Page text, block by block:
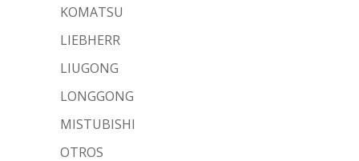
KOMATSU
LIEBHERR
LIUGONG
LONGGONG
MISTUBISHI
OTROS